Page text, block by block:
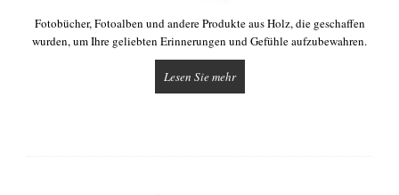
Fotobücher, Fotoalben und andere Produkte aus Holz, die geschaffen
wurden, um Ihre geliebten Erinnerungen und Gefühle aufzubewahren.
Lesen Sie mehr